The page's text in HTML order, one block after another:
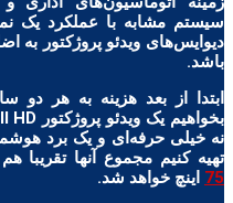
سیستم مشابه با عملکرد یک
دیوایس‌های ویدئو پروژکتور به
باشد.
ابتدا از بعد هزینه به هر دو
نه خیلی حرفه‌ای و یک برد
تهیه کنیم مجموع آنها تقریبا
75 اینچ خواهد شد.